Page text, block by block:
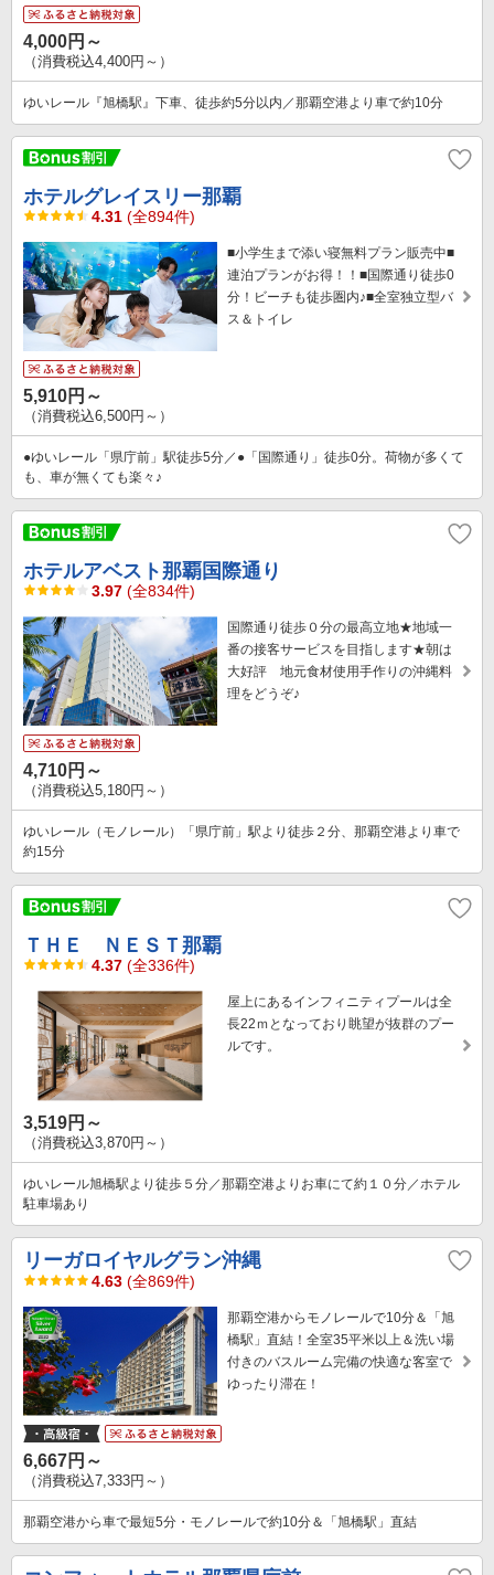
4,000円～
（消費税込4,400円～）
ゆいレール『旭橋駅』下車、徒歩約5分以内／那覇空港より車で約10分
ホテルグレイスリー那覇
4.31 (全894件)
■小学生まで添い寝無料プラン販売中■
連泊プランがお得！！■国際通り徒歩0
分！ビーチも徒歩圏内♪■全室独立型バ
ス＆トイレ
5,910円～
（消費税込6,500円～）
●ゆいレール「県庁前」駅徒歩5分／●「国際通り」徒歩0分。荷物が多くて
も、車が無くても楽々♪
ホテルアベスト那覇国際通り
3.97 (全834件)
国際通り徒歩０分の最高立地★地域一
番の接客サービスを目指します★朝は
大好評 地元食材使用手作りの沖縄料
理をどうぞ♪
4,710円～
（消費税込5,180円～）
ゆいレール（モノレール）「県庁前」駅より徒歩２分、那覇空港より車で
約15分
ＴＨＥ ＮＥＳＴ那覇
4.37 (全336件)
屋上にあるインフィニティプールは全
長22ｍとなっており眺望が抜群のプー
ルです。
3,519円～
（消費税込3,870円～）
ゆいレール旭橋駅より徒歩５分／那覇空港よりお車にて約１０分／ホテル
駐車場あり
リーガロイヤルグラン沖縄
4.63 (全869件)
那覇空港からモノレールで10分＆「旭
橋駅」直結！全室35平米以上＆洗い場
付きのバスルーム完備の快適な客室で
ゆったり滞在！
6,667円～
（消費税込7,333円～）
那覇空港から車で最短5分・モノレールで約10分＆「旭橋駅」直結